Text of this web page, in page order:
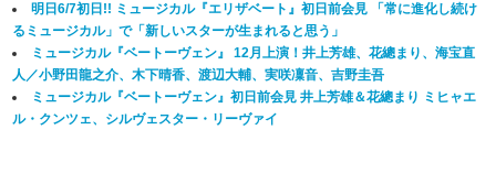
明日6/7初日!! ミュージカル『エリザベート』初日前会見 「常に進化し続け
るミュージカル」で「新しいスターが生まれると思う」
ミュージカル『ベートーヴェン』 12月上演！井上芳雄、花總まり、海宝直
人／小野田龍之介、木下晴香、渡辺大輔、実咲凜音、吉野圭吾
ミュージカル『ベートーヴェン』初日前会見 井上芳雄＆花總まり ミヒャエ
ル・クンツェ、シルヴェスター・リーヴァイ